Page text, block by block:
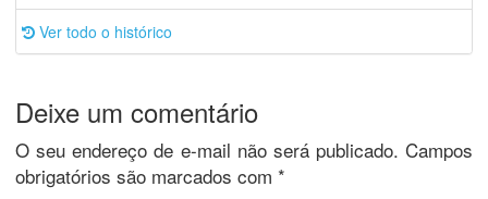
Ver todo o histórico
Deixe um comentário
O seu endereço de e-mail não será publicado. Campos
obrigatórios são marcados com *